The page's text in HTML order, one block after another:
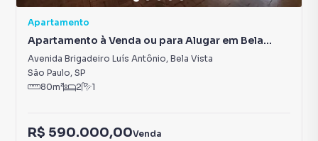
Apartamento
Apartamento à Venda ou para Alugar em Bela
Vista
Avenida Brigadeiro Luís Antônio, Bela Vista
São Paulo, SP
80m² 2 1
R$ 590.000,00Venda